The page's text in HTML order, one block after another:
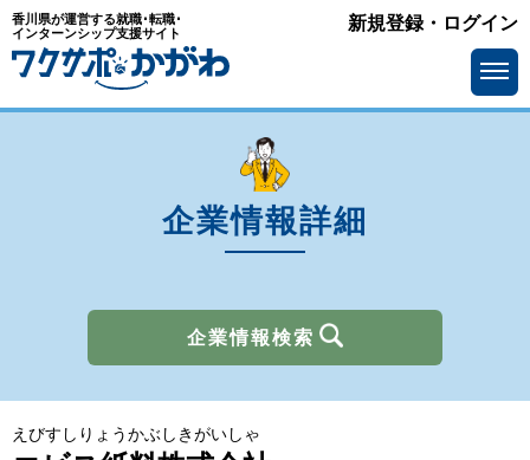
香川県が運営する就職･転職･
インターンシップ支援サイト
新規登録・ログイン
企業情報詳細
企業情報検索
業種を選ぶ
メーカー
求人情報を選ぶ
えびすしりょうかぶしきがいしゃ